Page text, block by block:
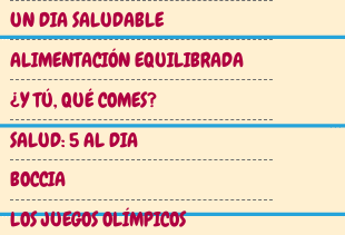
UN DIA SALUDABLE
ALIMENTACIÓN EQUILIBRADA
¿Y TÚ, QUÉ COMES?
SALUD: 5 AL DIA
BOCCIA
LOS JUEGOS OLÍMPICOS